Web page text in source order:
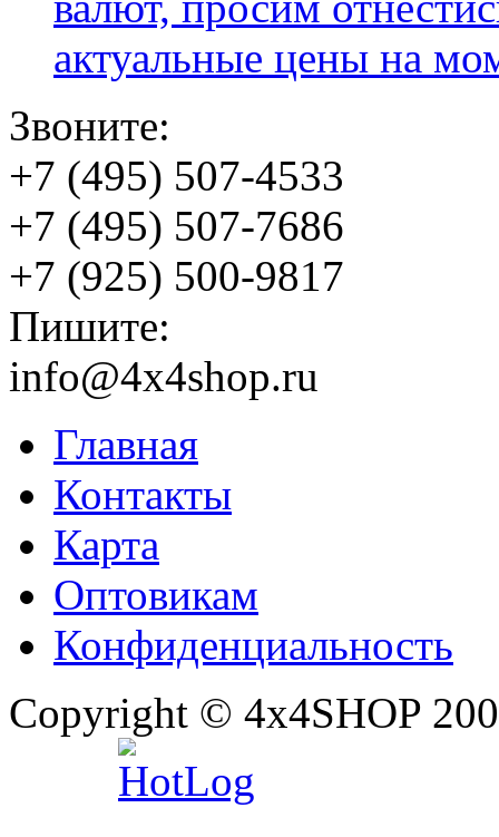
актуальные цены на
Звоните:
+7 (495) 507-4533
+7 (495) 507-7686
+7 (925) 500-9817
Пишите:
info@4x4shop.ru
Главная
Контакты
Карта
Оптовикам
Конфиденциальность
Copyright © 4x4SHOP